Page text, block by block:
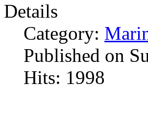
Details
Category:
Published on
Hits: 1998